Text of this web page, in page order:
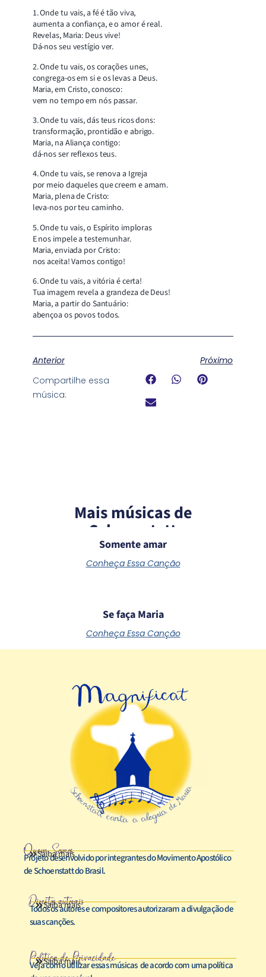
1. Onde tu vais, a fé é tão viva,
aumenta a confiança, e o amor é real.
Revelas, Maria: Deus vive!
Dá-nos seu vestígio ver.
2. Onde tu vais, os corações unes,
congrega-os em si e os levas a Deus.
Maria, em Cristo, conosco:
vem no tempo em nós passar.
3. Onde tu vais, dás teus ricos dons:
transformação, prontidão e abrigo.
Maria, na Aliança contigo:
dá-nos ser reflexos teus.
4. Onde tu vais, se renova a Igreja
por meio daqueles que creem e amam.
Maria, plena de Cristo:
leva-nos por teu caminho.
5. Onde tu vais, o Espírito imploras
E nos impele a testemunhar.
Maria, enviada por Cristo:
nos aceita! Vamos contigo!
6. Onde tu vais, a vitória é certa!
Tua imagem revela a grandeza de Deus!
Maria, a partir do Santuário:
abençoa os povos todos.
Anterior
Próximo
Compartilhe essa
música:
Mais músicas de
Schoenstatt
Somente amar
Conheça Essa Canção
Se faça Maria
Conheça Essa Canção
Quem Somos
Saiba mais
Projeto desenvolvido por integrantes do Movimento Apostólico
de Schoenstatt do Brasil.
Direitos autorais
Saiba mais
Todos os autores e compositores autorizaram a divulgação de
suas canções.
Política de Privacidade
Saiba mais
Veja como utilizar essas músicas de acordo com uma política